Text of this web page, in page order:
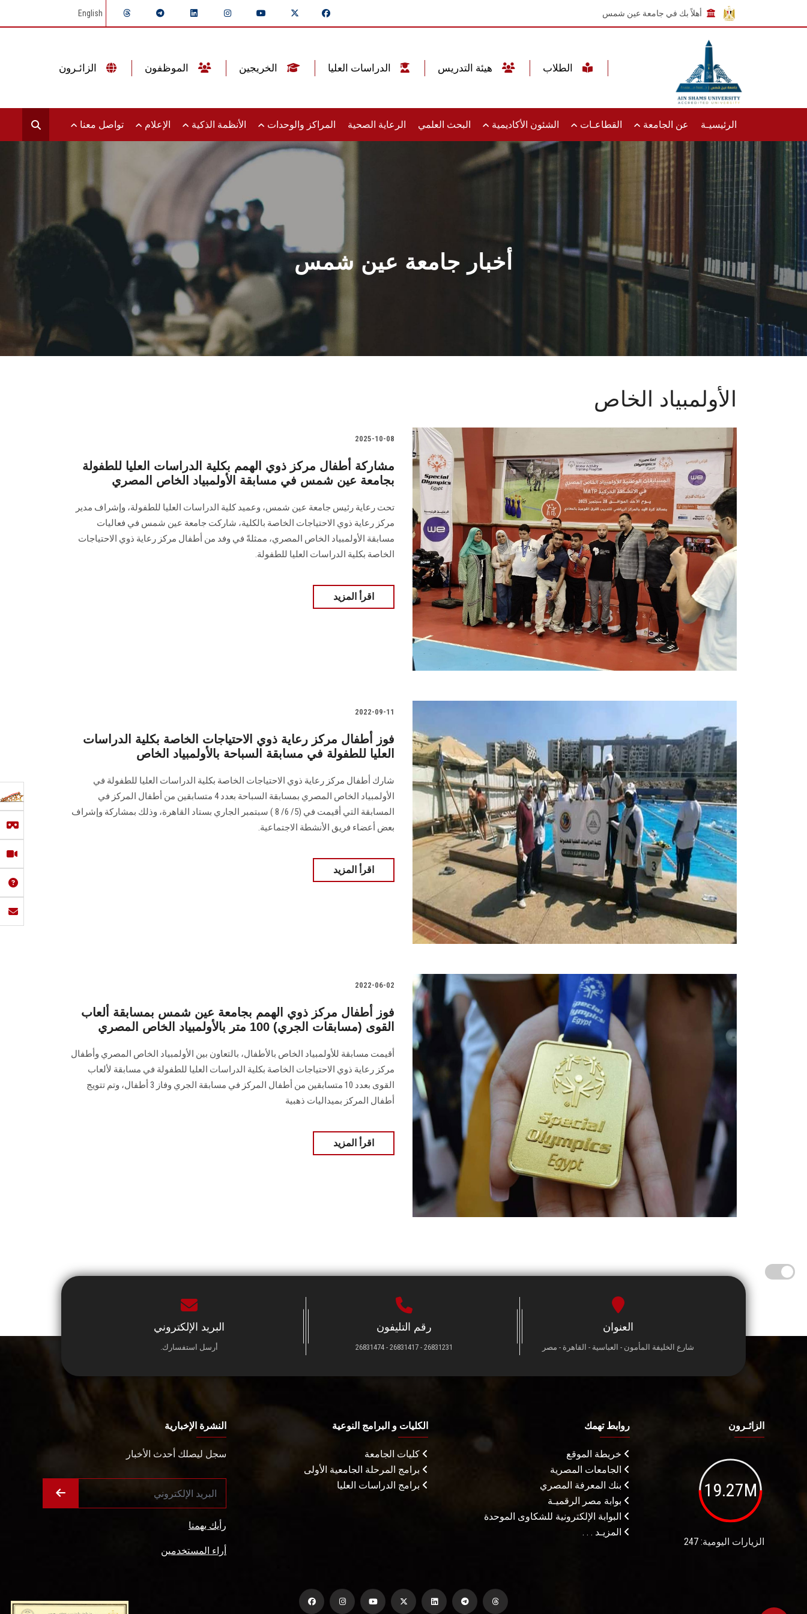
أهلاً بك في جامعة عين شمس English
الرئيسيـة عن الجامعة القطاعـات الشئون الأكاديمية البحث العلمي الرعاية الصحية المراكز والوحدات الأنظمة الذكية الإعلام تواصل معنا
أخبار جامعة عين شمس
الأولمبياد الخاص
2025-10-08
مشاركة أطفال مركز ذوي الهمم بكلية الدراسات العليا للطفولة
بجامعة عين شمس في مسابقة الأولمبياد الخاص المصري
تحت رعاية رئيس جامعة عين شمس، وعميد كلية الدراسات العليا للطفولة، وإشراف مدير
مركز رعاية ذوي الاحتياجات الخاصة بالكلية، شاركت جامعة عين شمس في فعاليات
مسابقة الأولمبياد الخاص المصري، ممثلةً في وفد من أطفال مركز رعاية ذوي الاحتياجات
الخاصة بكلية الدراسات العليا للطفولة.
اقرأ المزيد
2022-09-11
فوز أطفال مركز رعاية ذوي الاحتياجات الخاصة بكلية الدراسات
العليا للطفولة في مسابقة السباحة بالأولمبياد الخاص
شارك أطفال مركز رعاية ذوي الاحتياجات الخاصة بكلية الدراسات العليا للطفولة في
الأولمبياد الخاص المصري بمسابقة السباحة بعدد 4 متسابقين من أطفال المركز في
المسابقة التي أقيمت في (5/ 6/ 8 ) سبتمبر الجاري بستاد القاهرة، وذلك بمشاركة وإشراف
بعض أعضاء فريق الأنشطة الاجتماعية.
اقرأ المزيد
2022-06-02
فوز أطفال مركز ذوي الهمم بجامعة عين شمس بمسابقة ألعاب
القوى (مسابقات الجري) 100 متر بالأولمبياد الخاص المصري
أقيمت مسابقة للأولمبياد الخاص بالأطفال، بالتعاون بين الأولمبياد الخاص المصري وأطفال
مركز رعاية ذوي الاحتياجات الخاصة بكلية الدراسات العليا للطفولة في مسابقة لألعاب
القوى بعدد 10 متسابقين من أطفال المركز في مسابقة الجري وفاز 3 أطفال، وتم تتويج
أطفال المركز بميداليات ذهبية
اقرأ المزيد
العنوان
شارع الخليفة المأمون - العباسية - القاهرة - مصر
رقم التليفون
26831231 - 26831417 - 26831474
البريد الإلكتروني
أرسل استفسارك.
الزائـرون
19.27M
الزيارات اليومية: 247
روابط تهمك
خريطة الموقع
الجامعات المصرية
بنك المعرفة المصري
بوابة مصر الرقميـة
البوابة الإلكترونية للشكاوى الموحدة
المزيـد . . .
الكليات و البرامج النوعية
كليات الجامعة
برامج المرحلة الجامعية الأولى
برامج الدراسات العليا
النشرة الإخبارية
سجل ليصلك أحدث الأخبار
رأيك يهمنا
أراء المستخدمين